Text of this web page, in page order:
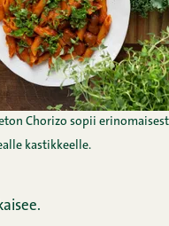
Chorizo sopii
kastikkeelle.